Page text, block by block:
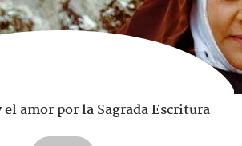
el amor por la Sagrada Escritura